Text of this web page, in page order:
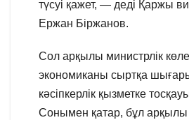
түсуі қажет, — деді Қаржы
Ержан Біржанов.
Сол арқылы министрлік
экономиканы сыртқа
кәсіпкерлік қызметке
Сонымен қатар, бұл арқылы